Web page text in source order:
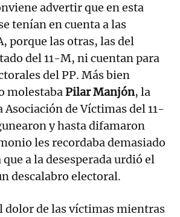
advertir que en esta
tenían en cuenta a las
porque las otras, las del
del 11-M, ni cuentan para
del PP. Más bien
molestabaPilar Manjón, la
Asociación de Víctimas del 11-
y hasta difamaron
les recordaba demasiado
a la desesperada urdió el
descalabro electoral.
dolor de las víctimas mientras